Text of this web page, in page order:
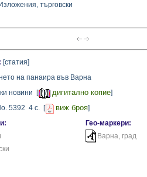
търговски
[статия]
на панаира във Варна
новини [ дигитално копие]
5392 4 с. [ виж броя]
Гео-маркери:
Варна, град